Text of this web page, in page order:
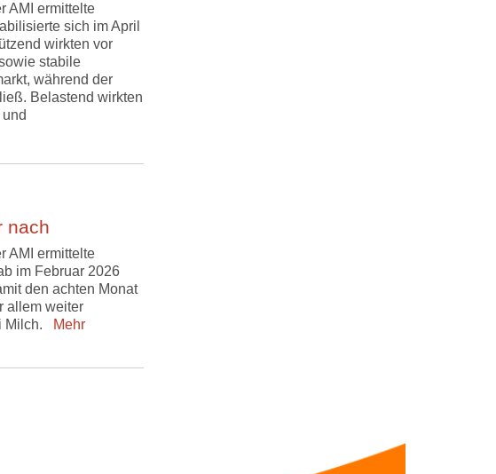
AMI ermittelte
sich im April
wirkten vor
stabile
während der
Belastend wirkten
nach
AMI ermittelte
im Februar 2026
den achten Monat
allem weiter
Milch.
Mehr